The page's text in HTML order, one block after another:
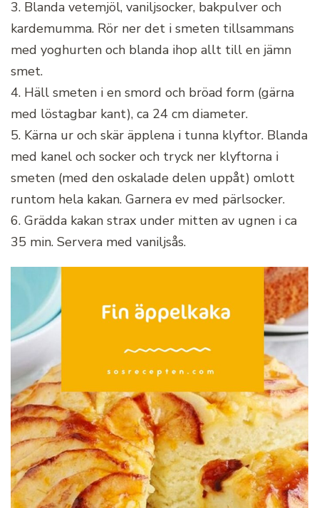
3. Blanda vetemjöl, vaniljsocker, bakpulver och
kardemumma. Rör ner det i smeten tillsammans
med yoghurten och blanda ihop allt till en jämn
smet.
4. Häll smeten i en smord och bröad form (gärna
med löstagbar kant), ca 24 cm diameter.
5. Kärna ur och skär äpplena i tunna klyftor. Blanda
med kanel och socker och tryck ner klyftorna i
smeten (med den oskalade delen uppåt) omlott
runtom hela kakan. Garnera ev med pärlsocker.
6. Grädda kakan strax under mitten av ugnen i ca
35 min. Servera med vaniljsås.